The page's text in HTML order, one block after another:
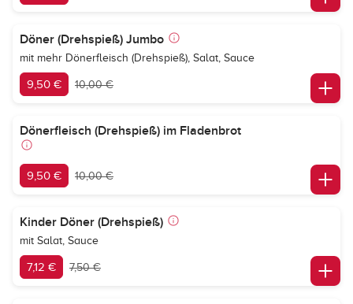
Döner (Drehspieß) Jumbo
mit mehr Dönerfleisch (Drehspieß), Salat, Sauce
9,50 € 10,00 €
Dönerfleisch (Drehspieß) im Fladenbrot
9,50 € 10,00 €
Kinder Döner (Drehspieß)
mit Salat, Sauce
7,12 € 7,50 €